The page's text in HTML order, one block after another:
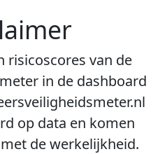
risicoscores van de
in de dashboard
op data en komen
de werkelijkheid.